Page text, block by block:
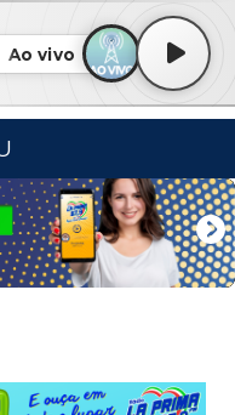
Ao vivo